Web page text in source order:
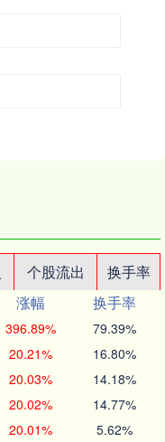
个股流出
换手率
涨幅
换手率
396.89% 79.39%
20.21% 16.80%
20.03% 14.18%
20.02% 14.77%
20.01% 5.62%